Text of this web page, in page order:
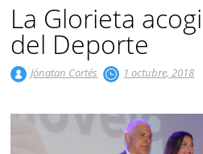
La Glorieta
del Deporte
Jónatan Cortés 1 octubre, 2018